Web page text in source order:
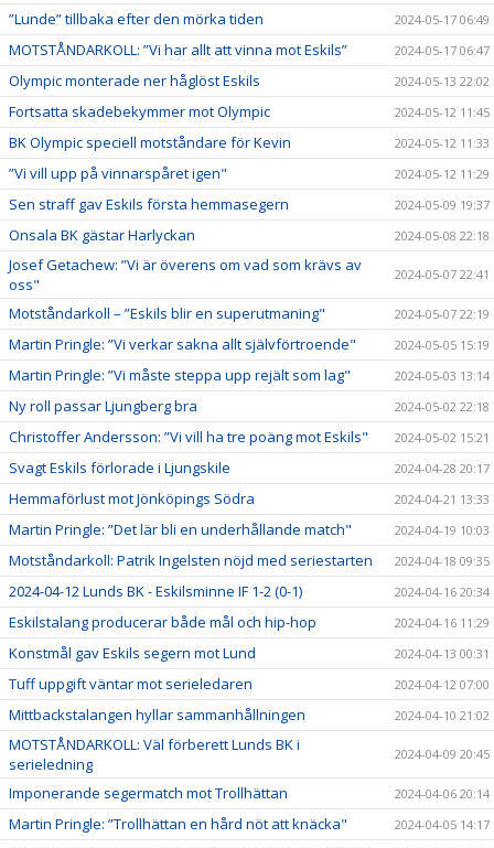
”Lunde” tillbaka efter den mörka tiden 2024-05-17 06:49
MOTSTÅNDARKOLL: ”Vi har allt att vinna mot Eskils” 2024-05-17 06:47
Olympic monterade ner håglöst Eskils 2024-05-13 22:02
Fortsatta skadebekymmer mot Olympic 2024-05-12 11:45
BK Olympic speciell motståndare för Kevin 2024-05-12 11:33
”Vi vill upp på vinnarspåret igen" 2024-05-12 11:29
Sen straff gav Eskils första hemmasegern 2024-05-09 19:37
Onsala BK gästar Harlyckan 2024-05-08 22:18
Josef Getachew: ”Vi är överens om vad som krävs av
oss"
2024-05-07 22:41
Motståndarkoll – ”Eskils blir en superutmaning" 2024-05-07 22:19
Martin Pringle: ”Vi verkar sakna allt självförtroende" 2024-05-05 15:19
Martin Pringle: ”Vi måste steppa upp rejält som lag" 2024-05-03 13:14
Ny roll passar Ljungberg bra 2024-05-02 22:18
Christoffer Andersson: ”Vi vill ha tre poäng mot Eskils" 2024-05-02 15:21
Svagt Eskils förlorade i Ljungskile 2024-04-28 20:17
Hemmaförlust mot Jönköpings Södra 2024-04-21 13:33
Martin Pringle: ”Det lär bli en underhållande match" 2024-04-19 10:03
Motståndarkoll: Patrik Ingelsten nöjd med seriestarten 2024-04-18 09:35
2024-04-12 Lunds BK - Eskilsminne IF 1-2 (0-1) 2024-04-16 20:34
Eskilstalang producerar både mål och hip-hop 2024-04-16 11:29
Konstmål gav Eskils segern mot Lund 2024-04-13 00:31
Tuff uppgift väntar mot serieledaren 2024-04-12 07:00
Mittbackstalangen hyllar sammanhållningen 2024-04-10 21:02
MOTSTÅNDARKOLL: Väl förberett Lunds BK i
serieledning
2024-04-09 20:45
Imponerande segermatch mot Trollhättan 2024-04-06 20:14
Martin Pringle: ”Trollhättan en hård nöt att knäcka" 2024-04-05 14:17